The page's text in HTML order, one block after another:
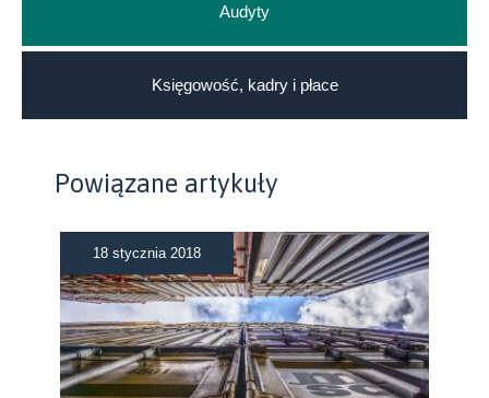
Audyty
Księgowość, kadry i płace
Powiązane artykuły
18 stycznia 2018